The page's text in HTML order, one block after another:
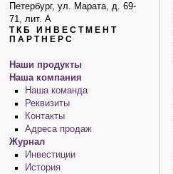
Петербург, ул. Марата, д. 69-
71, лит. А
ТКБ ИНВЕСТМЕНТ
ПАРТНЕРС
Наши продукты
Наша компания
Наша команда
Реквизиты
Контакты
Адреса продаж
Журнал
Инвестиции
История